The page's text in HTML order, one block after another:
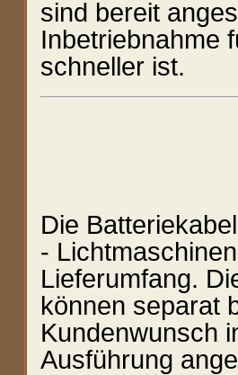
sind bereit
Inbetriebnahme
schneller ist.
Die
-
Lieferumfang.
können separat
Kundenwunsch
Ausführung